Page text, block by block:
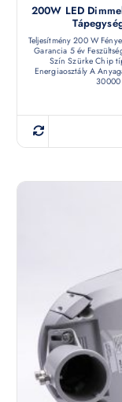
200W LED
Teljesítmény 200 W
Garancia 5 év
Szín Szürke Chip
Energiaosztály A
30000